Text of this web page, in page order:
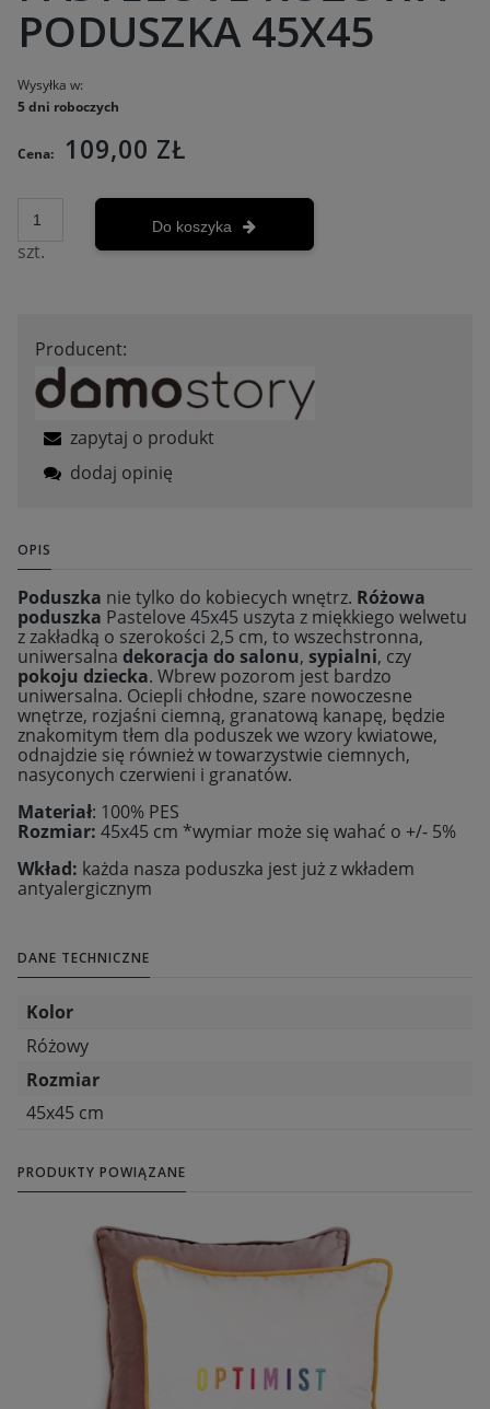
PODUSZKA 45X45
Wysyłka w:
5 dni roboczych
Cena: 109,00 ZŁ
szt.
Do koszyka
Producent:
zapytaj o produkt
dodaj opinię
OPIS
Poduszka nie tylko do kobiecych wnętrz. Różowa
poduszka Pastelove 45x45 uszyta z miękkiego welwetu
z zakładką o szerokości 2,5 cm, to wszechstronna,
uniwersalna dekoracja do salonu, sypialni, czy
pokoju dziecka. Wbrew pozorom jest bardzo
uniwersalna. Ociepli chłodne, szare nowoczesne
wnętrze, rozjaśni ciemną, granatową kanapę, będzie
znakomitym tłem dla poduszek we wzory kwiatowe,
odnajdzie się również w towarzystwie ciemnych,
nasyconych czerwieni i granatów.
Materiał: 100% PES
Rozmiar: 45x45 cm *wymiar może się wahać o +/- 5%
Wkład: każda nasza poduszka jest już z wkładem
antyalergicznym
DANE TECHNICZNE
Kolor
Różowy
Rozmiar
45x45 cm
PRODUKTY POWIĄZANE